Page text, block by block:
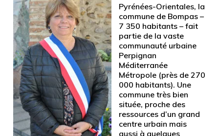
Pyrénées-Orientales, la
commune de Bompas –
7 350 habitants – fait
partie de la vaste
communauté urbaine
Perpignan
Méditerranée
Métropole (près de 270
000 habitants). Une
commune très bien
située, proche des
ressources d’un grand
centre urbain mais
aussi à quelques